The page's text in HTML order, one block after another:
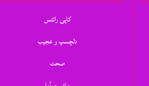
کاپی رائٹس
دلچسپ و عجیب
صحت